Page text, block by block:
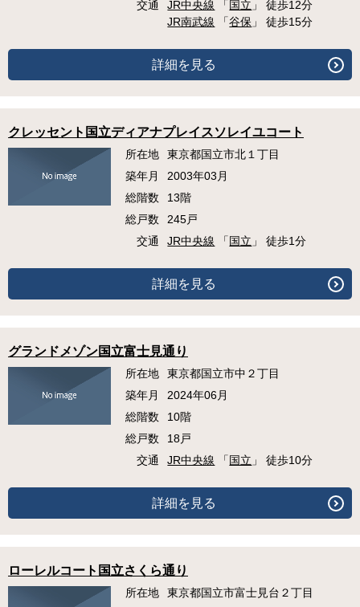
交通
JR中央線 「 国立 」 徒歩12分
JR南武線 「谷保 」 徒歩15分
詳細を見る
クレッセント国立ディアナプレイスソレイユコート
所在地
東京都国立市北１丁目
築年月
2003年03月
総階数
13階
総戸数
245戸
交通
JR中央線 「 国立 」 徒歩1分
詳細を見る
グランドメゾン国立富士見通り
所在地
東京都国立市中２丁目
築年月
2024年06月
総階数
10階
総戸数
18戸
交通
JR中央線 「 国立 」 徒歩10分
詳細を見る
ローレルコート国立さくら通り
所在地 東京都国立市富士見台２丁目